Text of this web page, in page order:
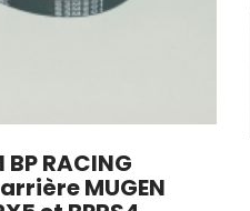
RACING
MUGEN